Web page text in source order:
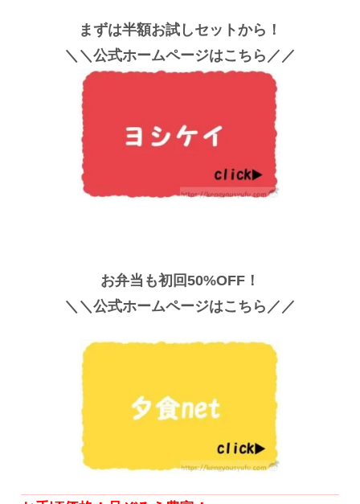
まずは半額お試しセットから！
＼＼公式ホームページはこちら／／
お弁当も初回50%OFF！
＼＼公式ホームページはこちら／／